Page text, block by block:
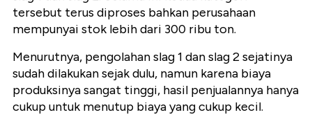
tersebut terus diproses bahkan perusahaan
mempunyai stok lebih dari 300 ribu ton.
Menurutnya, pengolahan slag 1 dan slag 2 sejatinya
sudah dilakukan sejak dulu, namun karena biaya
produksinya sangat tinggi, hasil penjualannya hanya
cukup untuk menutup biaya yang cukup kecil.